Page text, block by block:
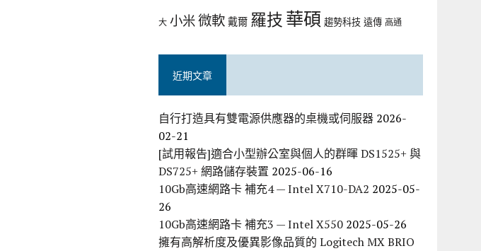
大 小米微軟 戴爾 羅技華碩 趨勢科技 遠傳 高通
近期文章
自行打造具有雙電源供應器的桌機或伺服器 2026-
02-21
[試用報告]適合小型辦公室與個人的群暉 DS1525+ 與
DS725+ 網路儲存裝置 2025-06-16
10Gb高速網路卡 補充4 — Intel X710-DA2 2025-05-
26
10Gb高速網路卡 補充3 — Intel X550 2025-05-26
擁有高解析度及優異影像品質的 Logitech MX BRIO